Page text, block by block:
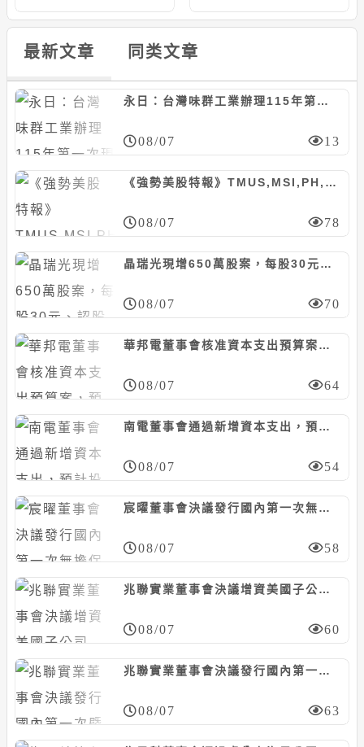
最新文章 同类文章
永日：台灣味群工業辦理115年第一次現增600萬股案，每股45元
08/07 13
《強勢美股特報》TMUS,MSI,PH,FOXA等10檔
08/07 78
晶瑞光現增650萬股案，每股30元、認股基準日8/29
08/07 70
華邦電董事會核准資本支出預算案，預計投資約130.74億元
08/07 64
南電董事會通過新增資本支出，預計投資468億元
08/07 54
宸曜董事會決議發行國內第一次無擔保轉換債，計5億元
08/07 58
兆聯實業董事會決議增資美國子公司MUAQUA ENGINEERING，計5千萬美元
08/07 60
兆聯實業董事會決議發行國內第一次暨第二次無擔保轉換債，合計上限25億元
08/07 63